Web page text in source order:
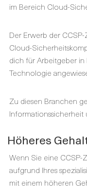
im Bereich Cloud-
Der Erwerb der
Cloud-
dich für Arbeitgeber
Technologie
Zu diesen Branchen
Höheres
Wenn Sie eine
aufgrund Ihres
mit einem höheren